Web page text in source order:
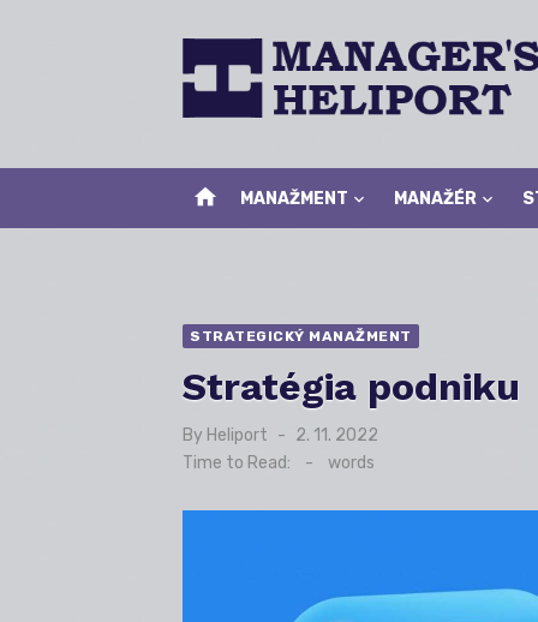
home MANAŽMENT MANAŽÉR
STRATEGICKÝ MANAŽMENT
Stratégia podniku
By Heliport
Posted
2. 11. 2022
Time to Read:
- words